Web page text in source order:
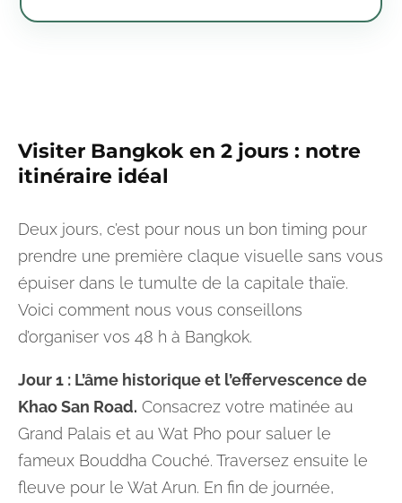
Visiter Bangkok en 2 jours : notre
itinéraire idéal
Deux jours, c’est pour nous un bon timing pour
prendre une première claque visuelle sans vous
épuiser dans le tumulte de la capitale thaïe.
Voici comment nous vous conseillons
d’organiser vos 48 h à Bangkok.
Jour 1 : L’âme historique et l’effervescence de
Khao San Road. Consacrez votre matinée au
Grand Palais et au Wat Pho pour saluer le
fameux Bouddha Couché. Traversez ensuite le
fleuve pour le Wat Arun. En fin de journée,